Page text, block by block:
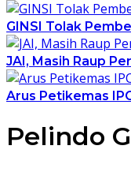
GINSI Tolak
JAI, Masih Raup
Arus Petikemas
Pelindo